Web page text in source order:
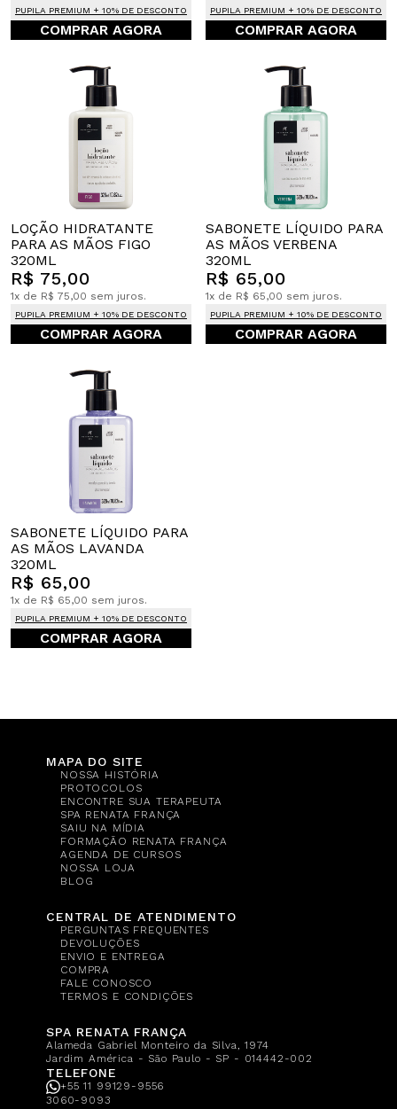
PUPILA PREMIUM + 10% DE DESCONTO
COMPRAR AGORA
PUPILA PREMIUM + 10% DE DESCONTO
COMPRAR AGORA
LOÇÃO HIDRATANTE
PARA AS MÃOS FIGO
320ML
R$ 75,00
1x de R$ 75,00 sem juros.
PUPILA PREMIUM + 10% DE DESCONTO
COMPRAR AGORA
SABONETE LÍQUIDO PARA
AS MÃOS VERBENA
320ML
R$ 65,00
1x de R$ 65,00 sem juros.
PUPILA PREMIUM + 10% DE DESCONTO
COMPRAR AGORA
SABONETE LÍQUIDO PARA
AS MÃOS LAVANDA
320ML
R$ 65,00
1x de R$ 65,00 sem juros.
PUPILA PREMIUM + 10% DE DESCONTO
COMPRAR AGORA
MAPA DO SITE
NOSSA HISTÓRIA
PROTOCOLOS
ENCONTRE SUA TERAPEUTA
SPA RENATA FRANÇA
SAIU NA MÍDIA
FORMAÇÃO RENATA FRANÇA
AGENDA DE CURSOS
NOSSA LOJA
BLOG
CENTRAL DE ATENDIMENTO
PERGUNTAS FREQUENTES
DEVOLUÇÕES
ENVIO E ENTREGA
COMPRA
FALE CONOSCO
TERMOS E CONDIÇÕES
SPA RENATA FRANÇA
Alameda Gabriel Monteiro da Silva, 1974
Jardim América - São Paulo - SP - 014442-002
TELEFONE
+55 11 99129-9556
3060-9093